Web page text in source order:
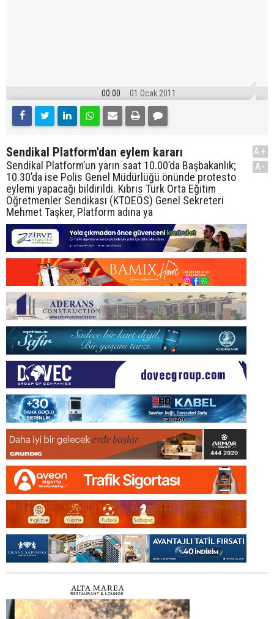
00:00 01 Ocak 2011
Sendikal Platform'dan eylem kararı
Sendikal Platform’un yarın saat 10.00’da Başbakanlık;
10.30’da ise Polis Genel Müdürlüğü önünde protesto
eylemi yapacağı bildirildi. Kıbrıs Türk Orta Eğitim
Öğretmenler Sendikası (KTOEÖS) Genel Sekreteri
Mehmet Taşker, Platform adına ya
A+
A-